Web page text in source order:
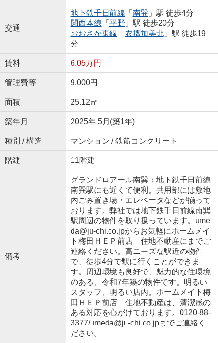
交通
地下鉄千日前線 「 南巽」駅 徒歩4分
関西本線 「 平野 」駅 徒歩20分
おおさか東線 「 衣摺加美北」駅 徒歩19
分
賃料 6.05万円
管理費等 9,000円
面積 25.12㎡
築年月 2025年 5月(築1年)
種別 / 構造 マンション / 鉄筋コンクリート
階建 11階建
備考
グランドロアール南巽：地下鉄千日前線
南巽駅にも近くて便利。共用部には敷地
内ごみ置き場・エレベータなどが揃って
おります。弊社では地下鉄千日前線南巽
駅周辺の物件を取り扱っています。ume
da@ju-chi.co.jpからお気軽にホームメイ
ト梅田ＨＥＰ前店 住地不動産にまでご
連絡ください。高ニーズな駅近の物件
で、徒歩4分で駅に行くことができま
す。周辺環境も良好で、魅力的な住環境
のある、令和7年築の物件です。明るい
スタッフ、明るい店内。ホームメイト梅
田ＨＥＰ前店 住地不動産は、清潔感の
ある対応を心がけております。0120-88-
3377/umeda@ju-chi.co.jpまでご連絡く
ださい。